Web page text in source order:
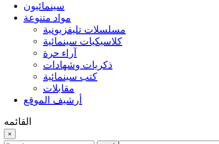
سينمائيون
مواد متنوعة
مسلسلات تليفزيونية
كلاسيكيات سينمائية
آراء حرة
ذكريات وشهادات
كتب سينمائية
مقابلات
أرشيف الموقع
القائمه
×